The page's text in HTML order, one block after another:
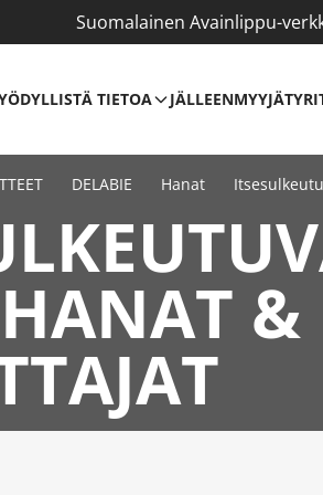
Suomalainen Avainlippu-
TIETOA JÄLLEENMYYJÄT
DELABIE Hanat
&